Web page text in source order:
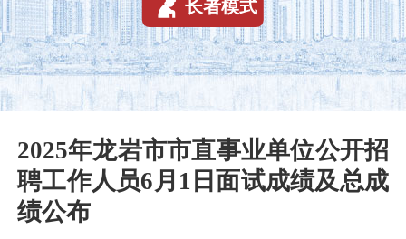
 长者模式
2025年龙岩市市直事业单位公开招
聘工作人员6月1日面试成绩及总成
绩公布